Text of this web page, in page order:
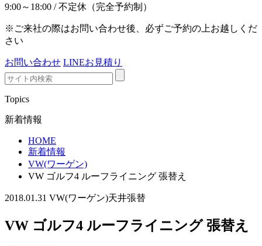
9:00～18:00 / 不定休（完全予約制）
※ご来社の際はお問い合わせ後、必ずご予約の上お越しくだ
さい
お問い合わせ LINEお見積り
Topics
新着情報
HOME
新着情報
VW(ワーゲン)
VW ゴルフ4 ルーフライニング 張替え
2018.01.31 VW(ワーゲン)天井張替
VW ゴルフ4 ルーフライニング 張替え